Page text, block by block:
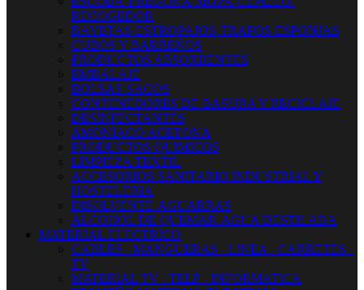
RECOGEDOR
BAYETAS-ESTROPAJOS-TRAPOS-ESPONJAS
CUBOS Y BARREÑOS
PRODUCTOS ABSORBENTES
EMBALAJE
BOLSAS-SACOS
CONTENEDORES DE BASURA Y RECICLAJE
DESINFECTANTES
AMONIACO ACETONA
PRODUCTOS QUIMICOS
LIMPIEZA TEXTIL
ACCESORIOS SANITARIO INDUSTRIAL Y
HOSTELERIA
DISOLVENTE-AGUARRAS
ALCOHOL DE QUEMAR-AGUA DESTILADA
MATERIAL ELECTRICO
CABLES - MANGUERAS - LINEA - CARRETES -
TV
MATERIAL TV - TELF - INFORMATICA